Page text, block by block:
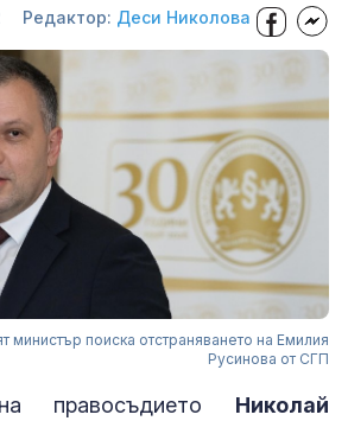
Редактор: Деси Николова
министър поиска отстраняването на Емилия
Русинова от СГП
правосъдието Николай